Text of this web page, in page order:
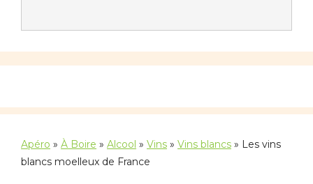
Apéro » À Boire » Alcool » Vins » Vins blancs » Les vins
blancs moelleux de France